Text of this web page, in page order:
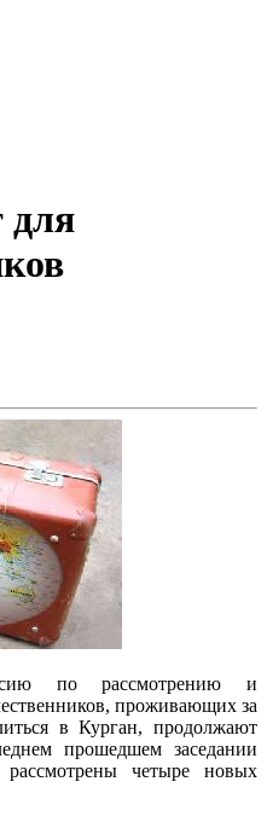
для
по рассмотрению и
проживающих за
в Курган, продолжают
прошедшем заседании
рассмотрены четыре новых